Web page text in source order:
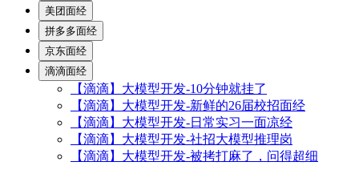
美团面经
拼多多面经
京东面经
滴滴面经
【滴滴】大模型开发-10分钟就挂了
【滴滴】大模型开发-新鲜的26届校招面经
【滴滴】大模型开发-日常实习一面凉经
【滴滴】大模型开发-社招大模型推理岗
【滴滴】大模型开发-被拷打麻了，问得超细